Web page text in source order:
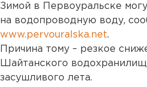
Зимой в Первоуральске
на водопроводную воду,
www.pervouralska.net.
Причина тому – резкое
Шайтанского
засушливого лета.